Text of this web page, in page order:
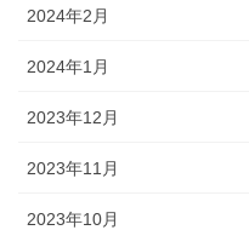
2024年2月
2024年1月
2023年12月
2023年11月
2023年10月